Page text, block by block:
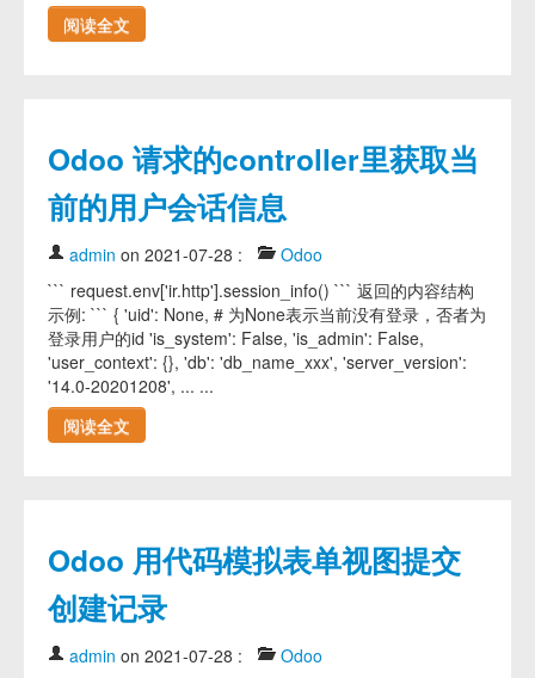
阅读全文
Odoo 请求的controller里获取当
前的用户会话信息
admin on 2021-07-28 :
Odoo
``` request.env['ir.http'].session_info() ``` 返回的内容结构
示例: ``` { 'uid': None, # 为None表示当前没有登录，否者为
登录用户的id 'is_system': False, 'is_admin': False,
'user_context': {}, 'db': 'db_name_xxx', 'server_version':
'14.0-20201208', ... ...
阅读全文
Odoo 用代码模拟表单视图提交
创建记录
admin on 2021-07-28 :
Odoo